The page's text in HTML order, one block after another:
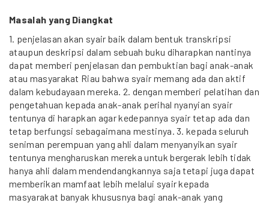
Masalah yang Diangkat
1. penjelasan akan syair baik dalam bentuk transkripsi
ataupun deskripsi dalam sebuah buku diharapkan nantinya
dapat memberi penjelasan dan pembuktian bagi anak-anak
atau masyarakat Riau bahwa syair memang ada dan aktif
dalam kebudayaan mereka. 2. dengan memberi pelatihan dan
pengetahuan kepada anak-anak perihal nyanyian syair
tentunya di harapkan agar kedepannya syair tetap ada dan
tetap berfungsi sebagaimana mestinya. 3. kepada seluruh
seniman perempuan yang ahli dalam menyanyikan syair
tentunya mengharuskan mereka untuk bergerak lebih tidak
hanya ahli dalam mendendangkannya saja tetapi juga dapat
memberikan mamfaat lebih melalui syair kepada
masyarakat banyak khususnya bagi anak-anak yang